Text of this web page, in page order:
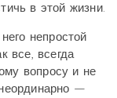
в этой жизни.
непростой
все, всегда
вопросу и не
—